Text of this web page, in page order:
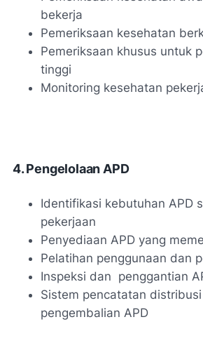
bekerja
Pemeriksaan kesehatan
Pemeriksaan khusus untuk
tinggi
Monitoring kesehatan
4. Pengelolaan APD
Identifikasi kebutuhan APD
pekerjaan
Penyediaan APD yang
Pelatihan penggunaan dan
Inspeksi dan penggantian
Sistem pencatatan
pengembalian APD